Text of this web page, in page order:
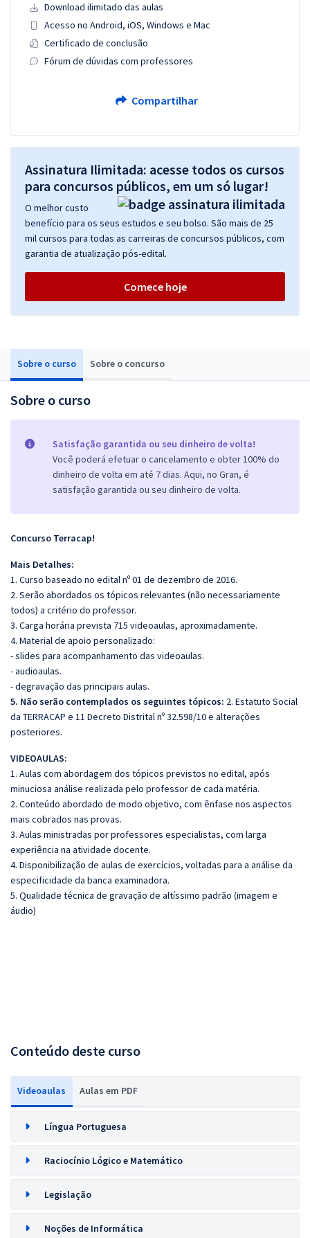
Sobre o curso Sobre o concurso
Sobre o curso
Satisfação garantida ou seu dinheiro de volta!
Você poderá efetuar o cancelamento e obter 100% do
dinheiro de volta em até 7 dias. Aqui, no Gran, é
satisfação garantida ou seu dinheiro de volta.
Concurso Terracap!
Mais Detalhes:
1. Curso baseado no edital nº 01 de dezembro de 2016.
2. Serão abordados os tópicos relevantes (não necessariamente
todos) a critério do professor.
3. Carga horária prevista 715 videoaulas, aproximadamente.
4. Material de apoio personalizado:
- slides para acompanhamento das videoaulas.
- audioaulas.
- degravação das principais aulas.
5. Não serão contemplados os seguintes tópicos: 2. Estatuto Social
da TERRACAP e 11 Decreto Distrital nº 32.598/10 e alterações
posteriores.
VIDEOAULAS:
1. Aulas com abordagem dos tópicos previstos no edital, após
minuciosa análise realizada pelo professor de cada matéria.
2. Conteúdo abordado de modo objetivo, com ênfase nos aspectos
mais cobrados nas provas.
3. Aulas ministradas por professores especialistas, com larga
experiência na atividade docente.
4. Disponibilização de aulas de exercícios, voltadas para a análise da
especificidade da banca examinadora.
5. Qualidade técnica de gravação de altíssimo padrão (imagem e
áudio)
Conteúdo deste curso
Videoaulas Aulas em PDF
Língua Portuguesa
Raciocínio Lógico e Matemático
Legislação
Noções de Informática
Download ilimitado das aulas
Acesso no Android, iOS, Windows e Mac
Certificado de conclusão
Fórum de dúvidas com professores
Compartilhar
Assinatura Ilimitada: acesse todos os cursos
para concursos públicos, em um só lugar!
O melhor custo
benefício para os seus estudos e seu bolso. São mais de 25
mil cursos para todas as carreiras de concursos públicos, com
garantia de atualização pós-edital.
Comece hoje